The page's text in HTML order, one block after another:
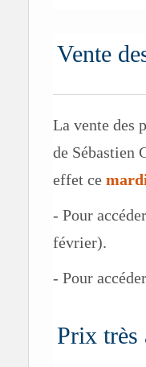
Vente
La vente des
de Sébastien
effet ce
- Pour
février).
- Pour
Prix très